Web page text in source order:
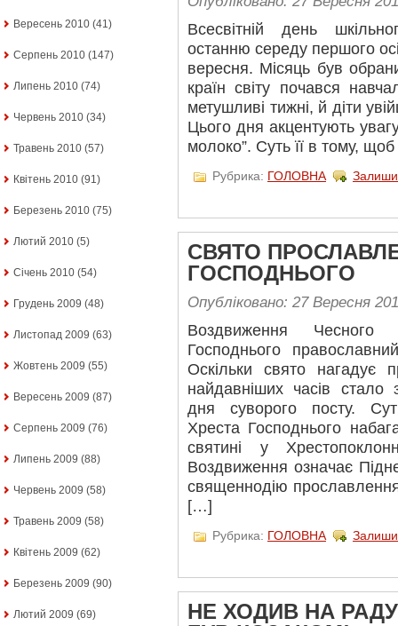
Вересень 2010 (41)
Серпень 2010 (147)
Липень 2010 (74)
Червень 2010 (34)
Травень 2010 (57)
Квітень 2010 (91)
Березень 2010 (75)
Лютий 2010 (5)
Січень 2010 (54)
Грудень 2009 (48)
Листопад 2009 (63)
Жовтень 2009 (55)
Вересень 2009 (87)
Серпень 2009 (76)
Липень 2009 (88)
Червень 2009 (58)
Травень 2009 (58)
Квітень 2009 (62)
Березень 2009 (90)
Лютий 2009 (69)
Всесвітній день
останню середу першого
вересня. Місяць був
країн світу почався
метушливі тижні, й діти
Цього дня акцентують
молоко”. Суть її в тому,
Рубрика: ГОЛОВНА
СВЯТО
ГОСПОДНЬОГО
Опубліковано: 27 Вересня
Воздвиження
Господнього
Оскільки свято нагадує
найдавніших часів стало
дня суворого посту.
Хреста Господнього
святині у
Воздвиження означає
священнодію
[…]
Рубрика: ГОЛОВНА
НЕ ХОДИВ НА